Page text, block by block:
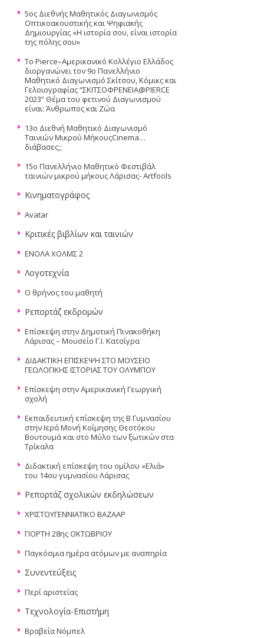
5ος Διεθνής Μαθητικός Διαγωνισμός
Οπτικοακουστικής και Ψηφιακής
Δημιουργίας «Η ιστορία σου, είναι ιστορία
της πόλης σου»
Το Pierce–Αμερικανικό Κολλέγιο Ελλάδος
διοργανώνει τον 9ο Πανελλήνιο
Μαθητικό Διαγωνισμό Σκίτσου, Κόμικς και
Γελοιογραφίας “ΣΚΙΤΣΟΦΡΕΝΕΙΑ@PIERCE
2023” Θέμα του φετινού Διαγωνισμού
είναι: Άνθρωπος και Ζώα
13ο Διεθνή Μαθητικό Διαγωνισμό
Ταινιών Μικρού ΜήκουςCinema…
διάβασες;;
15ο Πανελλήνιο Μαθητικό Φεστιβάλ
ταινιών μικρού μήκους Λάρισας- Artfools
Κινηματογράφος
Avatar
Κριτικές βιβλίων και ταινιών
ΕΝΟΛΑ ΧΟΛΜΣ 2
Λογοτεχνία
Ο θρήνος του μαθητή
Ρεπορτάζ εκδρομών
Επίσκεψη στην Δημοτική Πινακοθήκη
Λάρισας – Μουσείο Γ.Ι. Κατσίγρα
ΔΙΔΑΚΤΙΚΗ ΕΠΙΣΚΕΨΗ ΣΤΟ ΜΟΥΣΕΙΟ
ΓΕΩΛΟΓΙΚΗΣ ΙΣΤΟΡΙΑΣ ΤΟΥ ΟΛΥΜΠΟΥ
Επίσκεψη στην Αμερικανική Γεωργική
σχολή
Εκπαιδευτική επίσκεψη της Β Γυμνασίου
στην Ιερά Μονή Κοίμησης Θεοτόκου
Βουτουμά και στο Μύλο των ξωτικών στα
Τρίκαλα
Διδακτική επίσκεψη του ομίλου «Ελιά»
του 14ου γυμνασίου Λάρισας
Ρεπορτάζ σχολικών εκδηλώσεων
ΧΡΙΣΤΟΥΓΕΝΝΙΑΤΙΚΟ ΒΑΖΑΑΡ
ΓΙΟΡΤΗ 28ης ΟΚΤΩΒΡΙΟΥ
Παγκόσμια ημέρα ατόμων με αναπηρία
Συνεντεύξεις
Περί αριστείας
Τεχνολογία-Επιστήμη
Βραβεία Νόμπελ